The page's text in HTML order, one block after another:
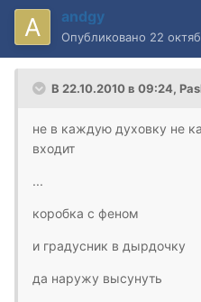
andgy
Опубликовано 22
В 22.10.2010 в 09:24,
не в каждую духовку не
входит
...
коробка с феном
и градусник в дырдочку
да наружу высунуть